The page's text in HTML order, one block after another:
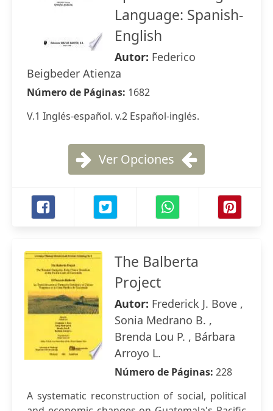
Language: Spanish-
English
Autor: Federico
Beigbeder Atienza
Número de Páginas: 1682
V.1 Inglés-español. v.2 Español-inglés.
Ver Opciones
The Balberta
Project
Autor: Frederick J. Bove ,
Sonia Medrano B. ,
Brenda Lou P. , Bárbara
Arroyo L.
Número de Páginas: 228
A systematic reconstruction of social, political